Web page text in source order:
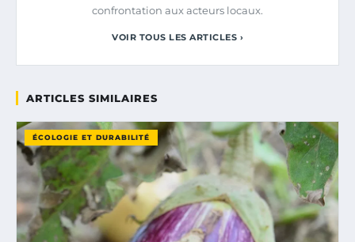
confrontation aux acteurs locaux.
VOIR TOUS LES ARTICLES ›
ARTICLES SIMILAIRES
ÉCOLOGIE ET DURABILITÉ